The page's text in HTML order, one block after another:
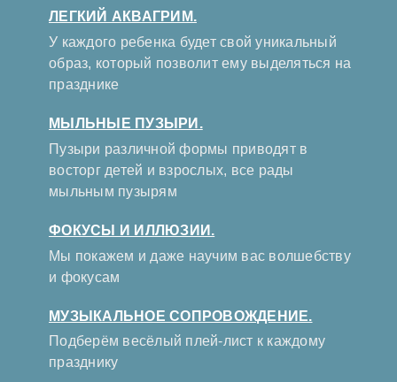
ЛЕГКИЙ АКВАГРИМ.
У каждого ребенка будет свой уникальный
образ, который позволит ему выделяться на
празднике
МЫЛЬНЫЕ ПУЗЫРИ.
Пузыри различной формы приводят в
восторг детей и взрослых, все рады
мыльным пузырям
ФОКУСЫ И ИЛЛЮЗИИ.
Мы покажем и даже научим вас волшебству
и фокусам
МУЗЫКАЛЬНОЕ СОПРОВОЖДЕНИЕ.
Подберём весёлый плей-лист к каждому
празднику